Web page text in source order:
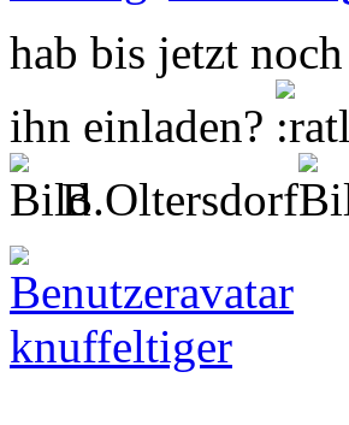
hab bis jetzt
ihn einladen?
B.Oltersdorf
knuffeltiger